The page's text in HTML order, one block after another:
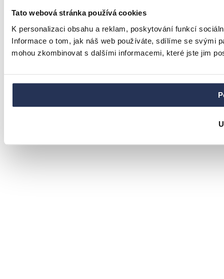
Tato webová stránka používá cookies
K personalizaci obsahu a reklam, poskytování funkcí
Informace o tom, jak náš web používáte, sdílíme se svými
mohou zkombinovat s dalšími informacemi, které jste jim